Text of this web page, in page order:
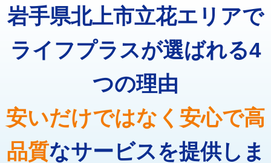
マス交換（深さ50㎝以上） 66,000円
コンクリート斫り（厚さ10㎝超え） 38,500円
モルタル補修（厚さ10㎝まで） 27,500円
38,500円
追加人工 16,500円
廃棄・処分 現場見積
追加トーラー機使用/3m超え +3,300円
33,000円
桝清掃 8,800円
止水・漏水調査・防水処理・清掃・修
11,000円
止水・漏水調査・防水処理・清掃・修
22,000円
止水・漏水調査・防水処理・清掃・修
33,000円
岩手県北上市立花エリアで
ライフプラスが選ばれる4
つの理由
安いだけではなく安心で高
品質なサービスを提供しま